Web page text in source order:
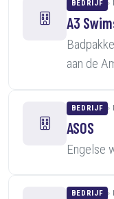
BEDRIJF
A3
aan de
BEDRIJF
ASOS
Engelse
BEDRIJF